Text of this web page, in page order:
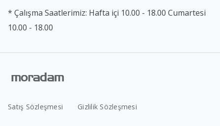
* Çalışma Saatlerimiz: Hafta içi 10.00 - 18.00 Cumartesi
10.00 - 18.00
Satış Sözleşmesi Gizlilik Sözleşmesi